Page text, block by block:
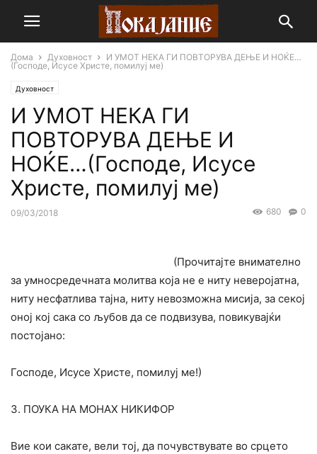
Дома Духовност
И УМОТ НЕКА ГИ ПОВТОРУВА ДЕЊЕ И НОЌЕ…
(Господе, Исусе Христе, помилуј ме)
Духовност
И УМОТ НЕКА ГИ
ПОВТОРУВА ДЕЊЕ И
НОЌЕ…(Господе, Исусе
Христе, помилуј ме)
09/03/2018 0
680
(Прочитајте внимателно
за умносредечната молитва која не е ниту неверојатна,
ниту несфатлива тајна, ниту невозможна мисија, за секој
оној кој сака со љубов да се подвизува, повикувајќи
постојано:
Господе, Исусе Христе, помилуј ме!)
3. ПОУКА НА МОНАХ НИКИФОР
Вие кои сакате, вели тој, да почувствувате во срцето